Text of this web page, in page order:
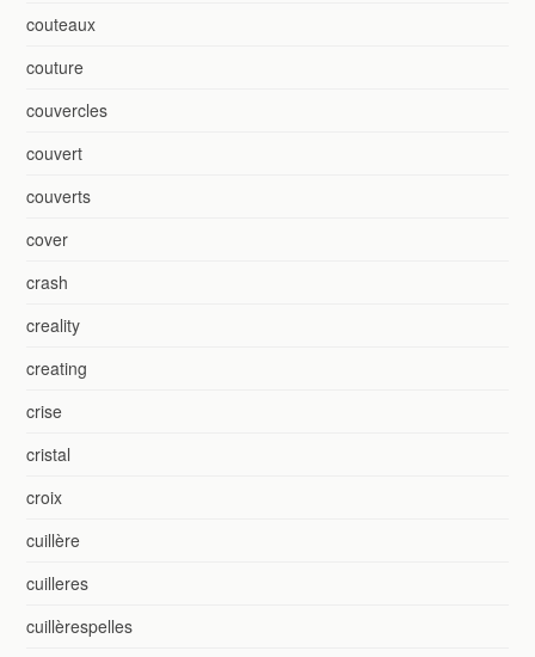
couteaux
couture
couvercles
couvert
couverts
cover
crash
creality
creating
crise
cristal
croix
cuillère
cuilleres
cuillèrespelles